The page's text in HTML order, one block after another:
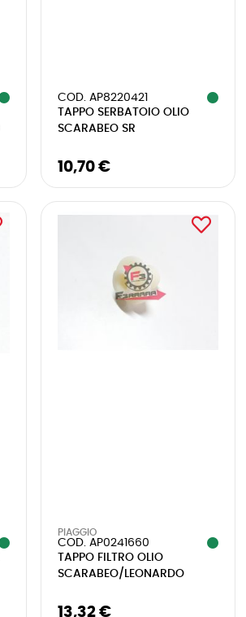
COD. AP8220421
TAPPO SERBATOIO OLIO
SCARABEO SR
10,70 €
PIAGGIO
COD. AP0241660
TAPPO FILTRO OLIO
SCARABEO/LEONARDO
13,32 €